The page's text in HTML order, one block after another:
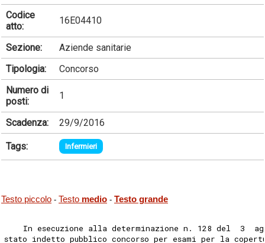
Codice
atto:
16E04410
Sezione:
Aziende sanitarie
Tipologia:
Concorso
Numero di
posti:
1
Scadenza: 29/9/2016
Tags: Infermieri
Testo piccolo - Testo medio - Testo grande
In esecuzione alla determinazione n. 128 del  3
stato indetto pubblico concorso per esami per la